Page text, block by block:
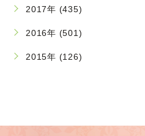
2017年 (435)
2016年 (501)
2015年 (126)